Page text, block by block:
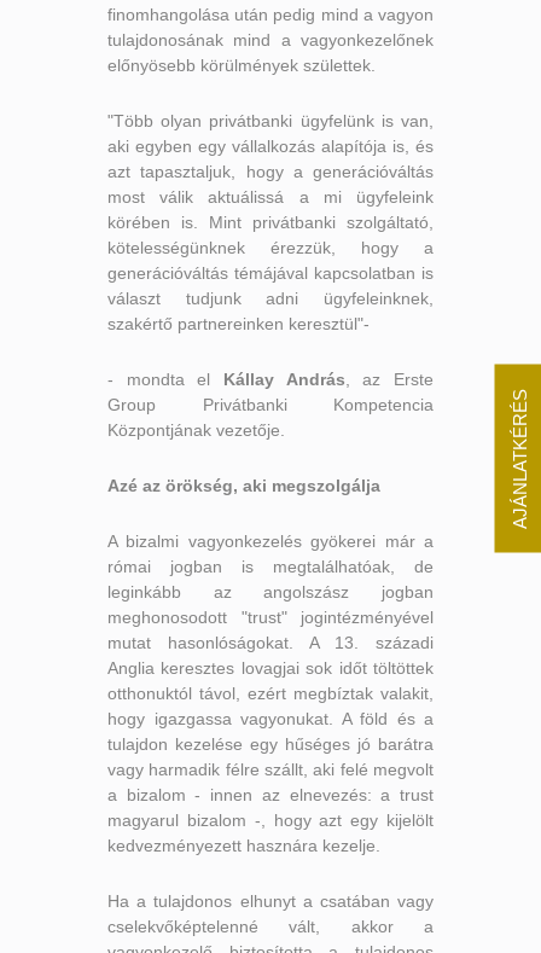
AJÁNLATKÉRÉS
finomhangolása után pedig mind a vagyon
tulajdonosának mind a vagyonkezelőnek
előnyösebb körülmények születtek.
"Több olyan privátbanki ügyfelünk is van,
aki egyben egy vállalkozás alapítója is, és
azt tapasztaljuk, hogy a generációváltás
most válik aktuálissá a mi ügyfeleink
körében is. Mint privátbanki szolgáltató,
kötelességünknek érezzük, hogy a
generációváltás témájával kapcsolatban is
választ tudjunk adni ügyfeleinknek,
szakértő partnereinken keresztül"-
- mondta el Kállay András , az Erste
Group Privátbanki Kompetencia
Központjának vezetője.
Azé az örökség, aki megszolgálja
A bizalmi vagyonkezelés gyökerei már a
római jogban is megtalálhatóak, de
leginkább az angolszász jogban
meghonosodott "trust" jogintézményével
mutat hasonlóságokat. A 13. századi
Anglia keresztes lovagjai sok időt töltöttek
otthonuktól távol, ezért megbíztak valakit,
hogy igazgassa vagyonukat. A föld és a
tulajdon kezelése egy hűséges jó barátra
vagy harmadik félre szállt, aki felé megvolt
a bizalom - innen az elnevezés: a trust
magyarul bizalom -, hogy azt egy kijelölt
kedvezményezett hasznára kezelje.
Ha a tulajdonos elhunyt a csatában vagy
cselekvőképtelenné vált, akkor a